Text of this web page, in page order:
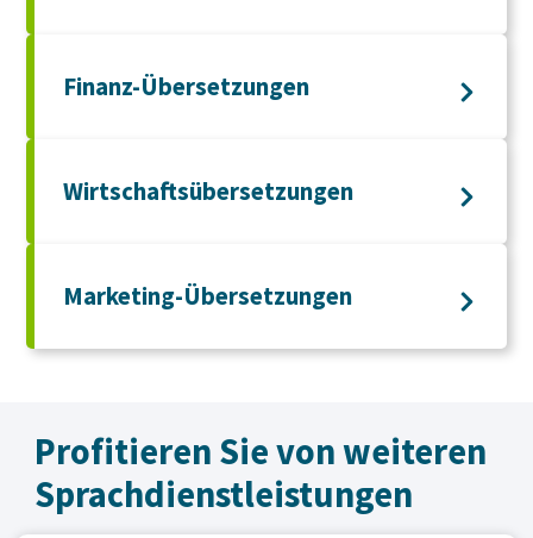
Finanz-Übersetzungen
Wirtschaftsübersetzungen
Marketing-Übersetzungen
Profitieren Sie von weiteren
Sprachdienst­leistungen